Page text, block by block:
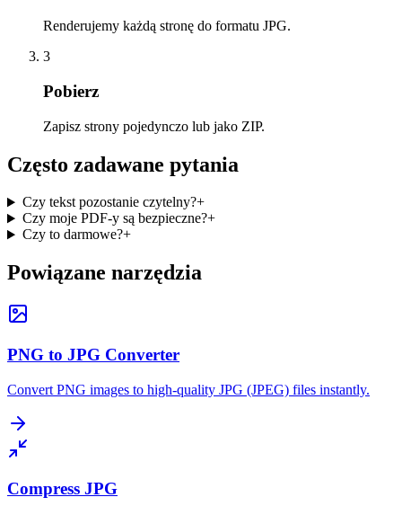
Renderujemy każdą stronę do formatu JPG.
3
Pobierz
Zapisz strony pojedynczo lub jako ZIP.
Często zadawane pytania
Czy tekst pozostanie czytelny?+
Czy moje PDF-y są bezpieczne?+
Czy to darmowe?+
Powiązane narzędzia
PNG to JPG Converter
Convert PNG images to high-quality JPG (JPEG) files instantly.
Compress JPG